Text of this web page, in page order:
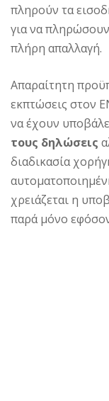
πληρούν τα
για να
πλήρη απαλλαγή.
Απαραίτητη
εκπτώσεις στον
να έχουν
τους δηλώσεις
διαδικασία
χρειάζεται η
παρά μόνο